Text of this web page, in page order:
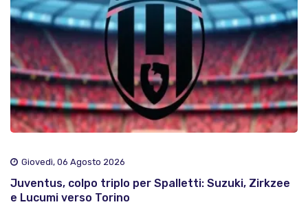
Giovedì, 06 Agosto 2026
Juventus, colpo triplo per Spalletti: Suzuki, Zirkzee
e Lucumi verso Torino